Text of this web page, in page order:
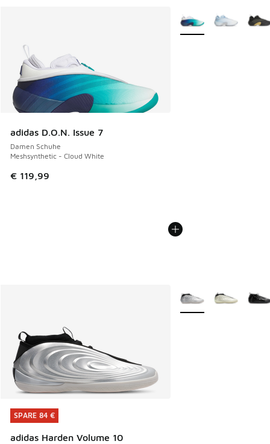
adidas D.O.N. Issue 7
Damen Schuhe
Meshsynthetic - Cloud White
€ 119,99
Weitere Farben
SPARE 84 €
adidas Harden Volume 10
SPARE 84 €
Weitere Farben